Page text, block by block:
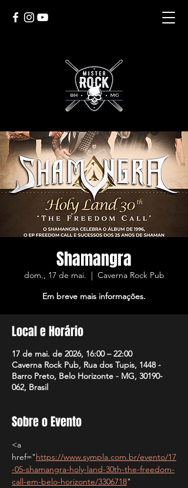
Shamangra
dom., 17 de mai.
  |
Caverna Rock Pub
Em breve mais informações.
Local e Horário
17 de mai. de 2026, 16:00 – 22:00
Caverna Rock Pub, Rua dos Tupis, 1448 -
Barro Preto, Belo Horizonte - MG, 30190-
062, Brasil
Sobre o Evento
<a
href="https://www.sympla.com.br/evento/17
-05-shamangra-holy-land-30th-the-freedom-
call-em-belo-horizonte/3306718"